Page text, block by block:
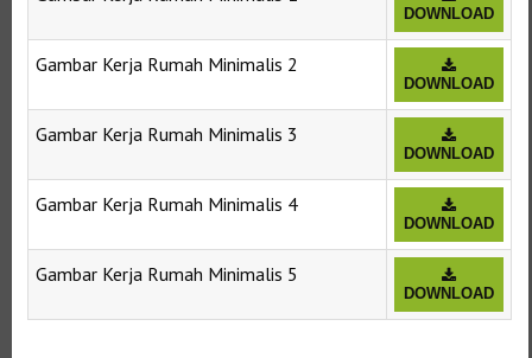
DOWNLOAD
Gambar Kerja Rumah Minimalis 2
DOWNLOAD
Gambar Kerja Rumah Minimalis 3
DOWNLOAD
Gambar Kerja Rumah Minimalis 4
DOWNLOAD
Gambar Kerja Rumah Minimalis 5
DOWNLOAD